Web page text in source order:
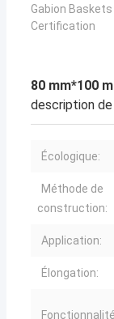
Gabion
Certification
80 mm*100
description de
Écologique:
Méthode de
construction:
Application:
Élongation: